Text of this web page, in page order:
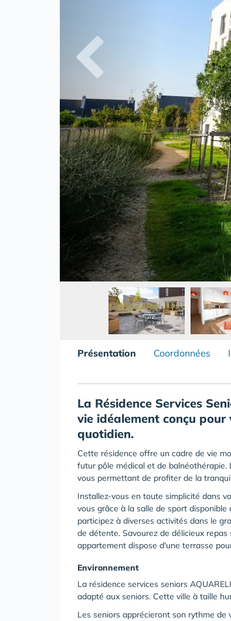
Présentation Coordonnées
La Résidence Services
vie idéalement conçu
quotidien.
Cette résidence offre un cadre de vie
futur pôle médical et de
vous permettant de profiter de la
Installez-vous en toute simplicité dans
vous grâce à la salle de sport
participez à diverses activités dans le
de détente. Savourez de délicieux
appartement dispose d'une terrasse
Environnement
La résidence services seniors
adapté aux seniors. Cette ville à taille
Les seniors apprécieront son rythme